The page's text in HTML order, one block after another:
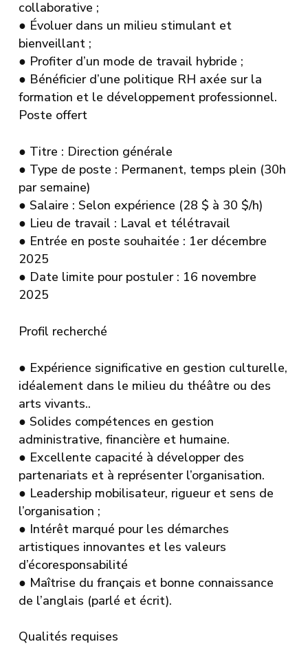
collaborative ;
● Évoluer dans un milieu stimulant et
bienveillant ;
● Profiter d’un mode de travail hybride ;
● Bénéficier d’une politique RH axée sur la
formation et le développement professionnel.
Poste offert
● Titre : Direction générale
● Type de poste : Permanent, temps plein (30h
par semaine)
● Salaire : Selon expérience (28 $ à 30 $/h)
● Lieu de travail : Laval et télétravail
● Entrée en poste souhaitée : 1er décembre
2025
● Date limite pour postuler : 16 novembre
2025
Profil recherché
● Expérience significative en gestion culturelle,
idéalement dans le milieu du théâtre ou des
arts vivants..
● Solides compétences en gestion
administrative, financière et humaine.
● Excellente capacité à développer des
partenariats et à représenter l’organisation.
● Leadership mobilisateur, rigueur et sens de
l’organisation ;
● Intérêt marqué pour les démarches
artistiques innovantes et les valeurs
d’écoresponsabilité
● Maîtrise du français et bonne connaissance
de l’anglais (parlé et écrit).
Qualités requises